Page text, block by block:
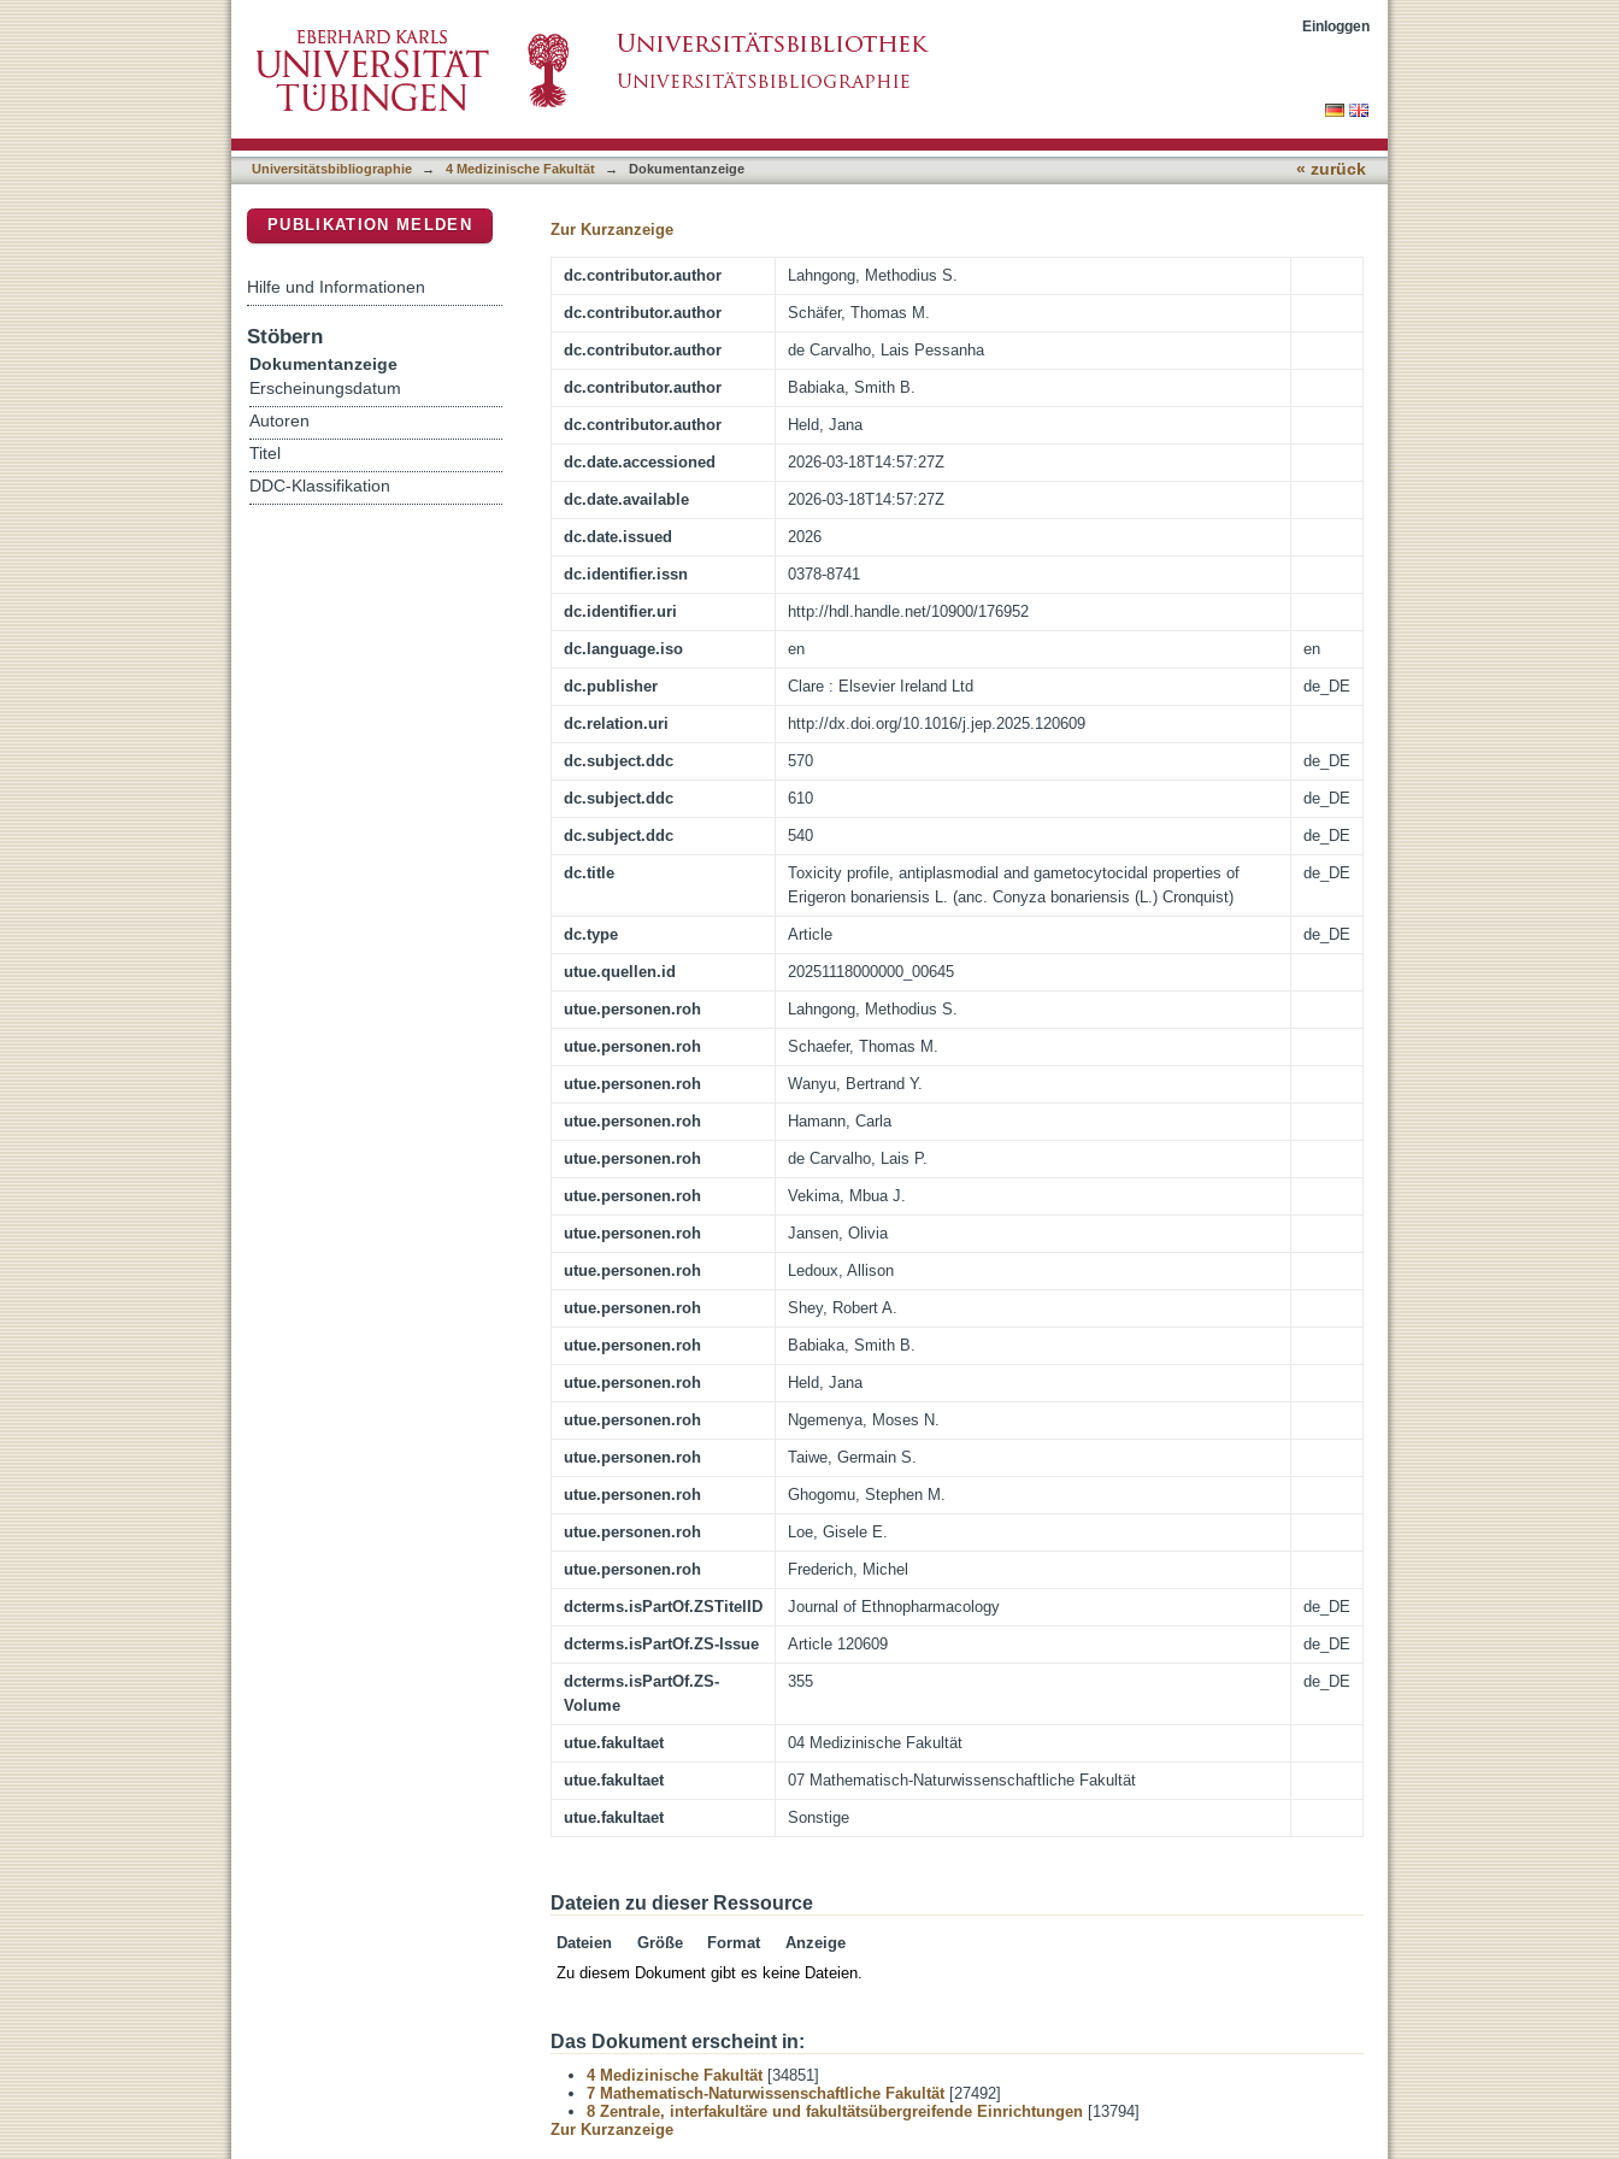
Toxicity profile, antiplasmodial and gametocytocidal properties of Erigeron bonariensis L. (anc.
Conyza bonariensis (L.) Cronquist)
Einloggen
Universitätsbibliographie → 4 Medizinische Fakultät → Dokumentanzeige « zurück
Zur Kurzanzeige
dc.contributor.author Lahngong, Methodius S.
dc.contributor.author Schäfer, Thomas M.
dc.contributor.author de Carvalho, Lais Pessanha
dc.contributor.author Babiaka, Smith B.
dc.contributor.author Held, Jana
dc.date.accessioned 2026-03-18T14:57:27Z
dc.date.available 2026-03-18T14:57:27Z
dc.date.issued 2026
dc.identifier.issn 0378-8741
dc.identifier.uri http://hdl.handle.net/10900/176952
dc.language.iso en en
dc.publisher Clare : Elsevier Ireland Ltd de_DE
dc.relation.uri http://dx.doi.org/10.1016/j.jep.2025.120609
dc.subject.ddc 570 de_DE
dc.subject.ddc 610 de_DE
dc.subject.ddc 540 de_DE
dc.title
Toxicity profile, antiplasmodial and gametocytocidal properties of
Erigeron bonariensis L. (anc. Conyza bonariensis (L.) Cronquist)
de_DE
dc.type Article de_DE
utue.quellen.id 20251118000000_00645
utue.personen.roh Lahngong, Methodius S.
utue.personen.roh Schaefer, Thomas M.
utue.personen.roh Wanyu, Bertrand Y.
utue.personen.roh Hamann, Carla
utue.personen.roh de Carvalho, Lais P.
utue.personen.roh Vekima, Mbua J.
utue.personen.roh Jansen, Olivia
utue.personen.roh Ledoux, Allison
utue.personen.roh Shey, Robert A.
utue.personen.roh Babiaka, Smith B.
utue.personen.roh Held, Jana
utue.personen.roh Ngemenya, Moses N.
utue.personen.roh Taiwe, Germain S.
utue.personen.roh Ghogomu, Stephen M.
utue.personen.roh Loe, Gisele E.
utue.personen.roh Frederich, Michel
dcterms.isPartOf.ZSTitelID Journal of Ethnopharmacology de_DE
dcterms.isPartOf.ZS-Issue Article 120609 de_DE
dcterms.isPartOf.ZS-
Volume
355 de_DE
utue.fakultaet 04 Medizinische Fakultät
utue.fakultaet 07 Mathematisch-Naturwissenschaftliche Fakultät
utue.fakultaet Sonstige
Dateien zu dieser Ressource
Dateien Größe Format
Anzeige
Zu diesem Dokument gibt es keine Dateien.
Das Dokument erscheint in:
4 Medizinische Fakultät[34851]
7 Mathematisch-Naturwissenschaftliche Fakultät[27492]
8 Zentrale, interfakultäre und fakultätsübergreifende Einrichtungen [13794]
Zur Kurzanzeige
PUBLIKATION MELDEN
Hilfe und Informationen
Stöbern
Dokumentanzeige
Erscheinungsdatum
Autoren
Titel
DDC-Klassifikation